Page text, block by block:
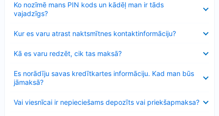
Ko nozīmē mans PIN kods un kādēļ man ir tāds
vajadzīgs?
Kur es varu atrast naktsmītnes kontaktinformāciju?
Kā es varu redzēt, cik tas maksā?
Es norādīju savas kredītkartes informāciju. Kad man būs
jāmaksā?
Vai viesnīcai ir nepieciešams depozīts vai priekšapmaksa?